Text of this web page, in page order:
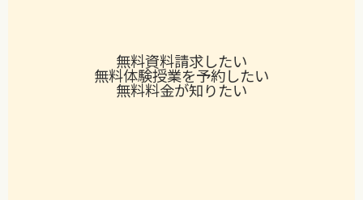
無料資料請求したい
無料体験授業を予約したい
無料料金が知りたい